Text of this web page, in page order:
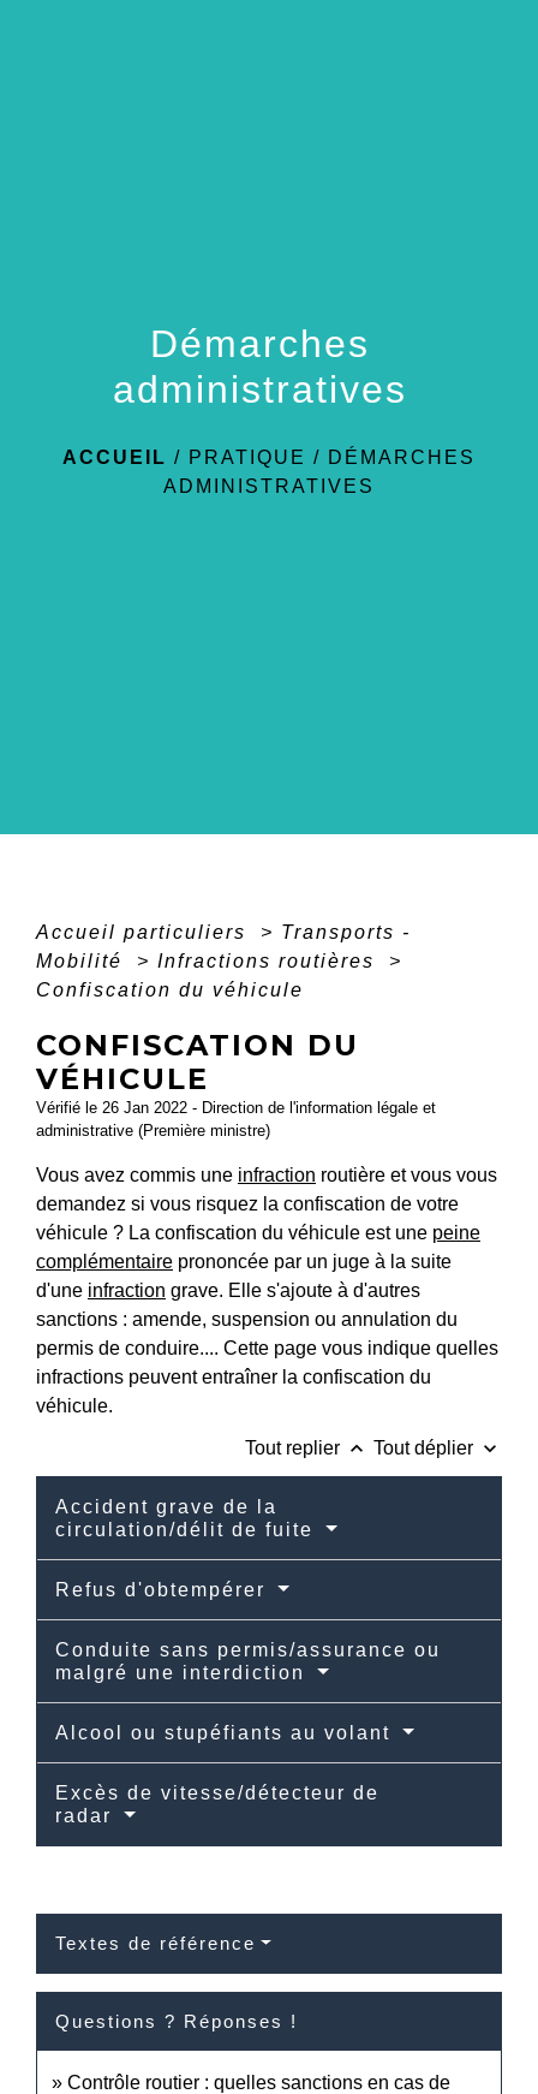
Démarches
administratives
ACCUEIL / PRATIQUE / DÉMARCHES
ADMINISTRATIVES
Accueil particuliers > Transports -
Mobilité
> Infractions routières
>
Confiscation du véhicule
CONFISCATION DU
VÉHICULE
Vérifié le 26 Jan 2022 - Direction de l'information légale et
administrative (Première ministre)
Vous avez commis une infraction routière et vous vous
demandez si vous risquez la confiscation de votre
véhicule ? La confiscation du véhicule est une peine
complémentaire prononcée par un juge à la suite
d'une infraction grave. Elle s'ajoute à d'autres
sanctions : amende, suspension ou annulation du
permis de conduire.... Cette page vous indique quelles
infractions peuvent entraîner la confiscation du
véhicule.
Tout replier keyboard_arrow_up Tout déplier keyboard_arrow_down
Accident grave de la
circulation/délit de fuite
Refus d'obtempérer
Conduite sans permis/assurance ou
malgré une interdiction
Alcool ou stupéfiants au volant
Excès de vitesse/détecteur de
radar
Textes de référence
Questions ? Réponses !
Contrôle routier : quelles sanctions en cas de